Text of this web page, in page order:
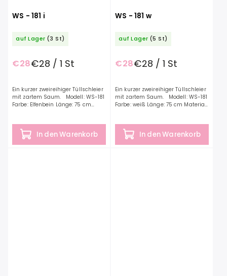
WS - 181 i
auf Lager (3 St)
€28€28 / 1 St
In den Warenkorb
Ein kurzer zweireihiger Tüllschleier
mit zartem Saum. Modell: WS-181
Farbe: Elfenbein Länge: 75 cm
WS - 181 w
auf Lager (5 St)
€28€28 / 1 St
In den Warenkorb
Ein kurzer zweireihiger Tüllschleier
mit zartem Saum. Modell: WS-181
Farbe: weiß Länge: 75 cm Material: